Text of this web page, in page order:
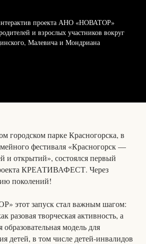
проекта АНО «НОВАТОР»
и взрослых участников вокруг
Малевича и Мондриана
городском парке Красногорска, в
фестиваля «Красногорск —
и открытий», состоялся первый
КРЕАТИВАФЕСТ. Через
поколений!
этот запуск стал важным шагом:
разовая творческая активность, а
модель для
детей, в том числе детей-инвалидов